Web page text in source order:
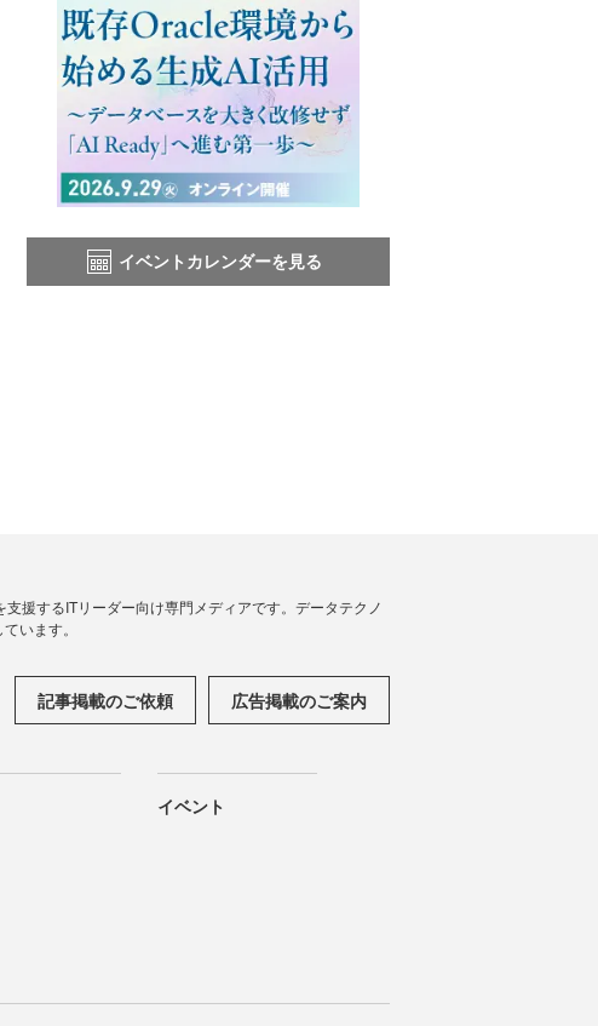
イベントカレンダーを見る
援するITリーダー向け専門メディアです。データテクノ
います。
記事掲載のご依頼 広告掲載のご案内
イベント